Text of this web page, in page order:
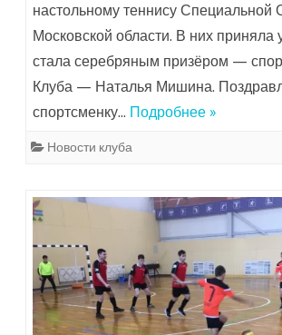
настольному теннису
Московской области. В них приняла
стала серебряным призёром —
Клуба — Наталья Мишина.
спортсменку… Подробнее »
Новости клуба